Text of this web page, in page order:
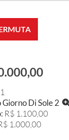
Di Sole 2
R$ 1.100,00
1.000,00